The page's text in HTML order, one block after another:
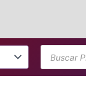
Búsqueda
de
productos